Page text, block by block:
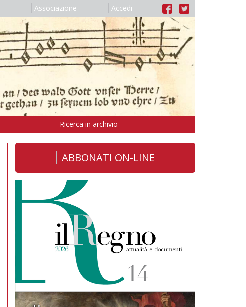
Associazione Accedi
Ricerca in archivio
ABBONATI ON-LINE